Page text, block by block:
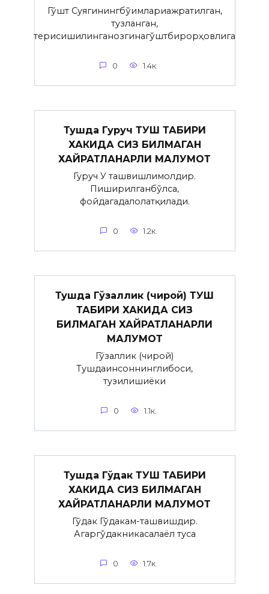
Гўшт Суягинингбўғимлариажратилган,
тузланган,
терисишилинганозгинагўштбирорҳовлига
0 1.4к.
Тушда Гуруч ТУШ ТАБИРИ
ХАКИДА СИЗ БИЛМАГАН
ХАЙРАТЛАНАРЛИ МАЛУМОТ
Гуруч У ташвишлимолдир.
Пиширилганбўлса,
фойдагадалолатқилади.
0 1.2к.
Тушда Гўзаллик (чирой) ТУШ
ТАБИРИ ХАКИДА СИЗ
БИЛМАГАН ХАЙРАТЛАНАРЛИ
МАЛУМОТ
Гўзаллик (чирой)
Тушдаинсоннинглибоси,
тузилишиёки
0 1.1к.
Тушда Гўдак ТУШ ТАБИРИ
ХАКИДА СИЗ БИЛМАГАН
ХАЙРАТЛАНАРЛИ МАЛУМОТ
Гўдак Гўдакғам-ташвишдир.
Агаргўдакникасалаёл туғса
0 1.7к.